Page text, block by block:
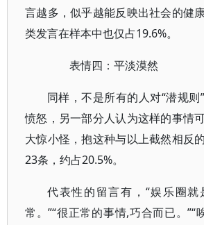
言越多，似乎越能反映出社会的健
类发言在样本中也仅占19.6%。
表情四：平淡漠然
同样，不是所有的人对“潜规
愤怒，另一部分人认为这样的事情
大惊小怪，抱这种与以上截然相反
23条，约占20.5%。
代表性的留言有，“娱乐圈就
常。”“很正常的事情,巧合而已。”“